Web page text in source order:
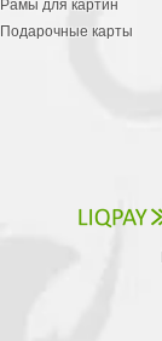
Рамы для картин
Подарочные карты